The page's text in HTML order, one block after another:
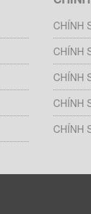
CHÍNH
CHÍNH
CHÍNH
CHÍNH
CHÍNH